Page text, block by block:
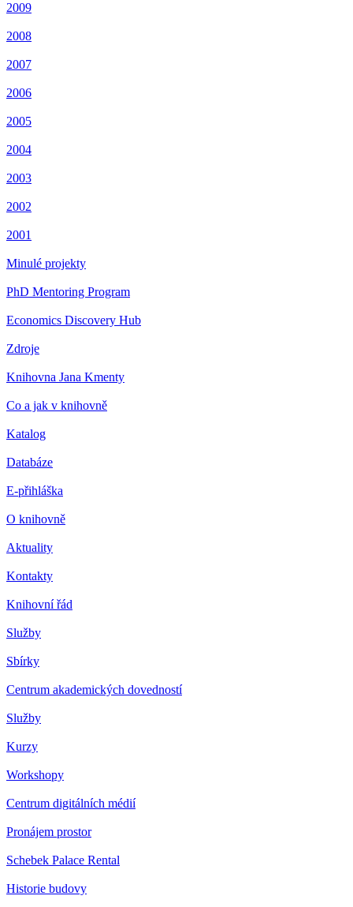
2009
2008
2007
2006
2005
2004
2003
2002
2001
Minulé projekty
PhD Mentoring Program
Economics Discovery Hub
Zdroje
Knihovna Jana Kmenty
Co a jak v knihovně
Katalog
Databáze
E-přihláška
O knihovně
Aktuality
Kontakty
Knihovní řád
Služby
Sbírky
Centrum akademických dovedností
Služby
Kurzy
Workshopy
Centrum digitálních médií
Pronájem prostor
Schebek Palace Rental
Historie budovy